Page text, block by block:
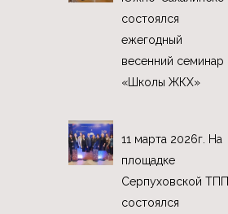
состоялся
ежегодный
весенний семинар
«Школы ЖКХ»
11 марта 2026г. На
площадке
Серпуховской ТПП
состоялся